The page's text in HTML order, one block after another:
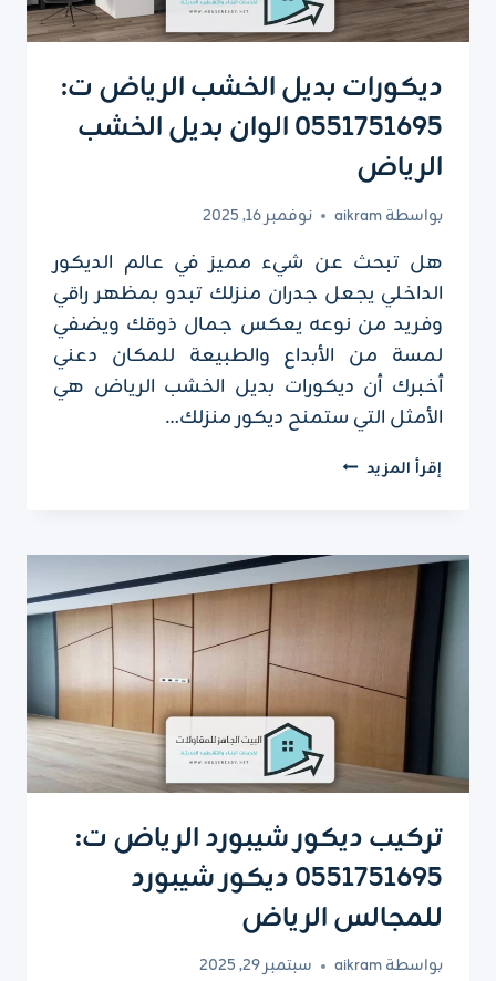
ديكورات بديل الخشب الرياض ت:
0551751695 الوان بديل الخشب
الرياض
بواسطةaikram نوفمبر 16, 2025
هل تبحث عن شيء مميز في عالم الديكور
الداخلي يجعل جدران منزلك تبدو بمظهر راقي
وفريد من نوعه يعكس جمال ذوقك ويضفي
لمسة من الأبداع والطبيعة للمكان دعني
أخبرك أن ديكورات بديل الخشب الرياض هي
الأمثل التي ستمنح ديكور منزلك…
إقرأ المزيد ديكورات
ت:
0551751695
الرياض
تركيب ديكور شيبورد الرياض ت:
0551751695 ديكور شيبورد
للمجالس الرياض
بواسطةaikram سبتمبر 29, 2025